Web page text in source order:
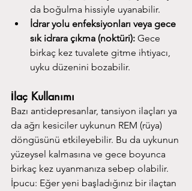
da boğulma hissiyle uyanabilir.
İdrar yolu enfeksiyonları veya gece
sık idrara çıkma (noktüri): Gece
birkaç kez tuvalete gitme ihtiyacı,
uyku düzenini bozabilir.
İlaç Kullanımı
Bazı antidepresanlar, tansiyon ilaçları ya
da ağrı kesiciler uykunun REM (rüya)
döngüsünü etkileyebilir. Bu da uykunun
yüzeysel kalmasına ve gece boyunca
birkaç kez uyanmanıza sebep olabilir.
İpucu: Eğer yeni başladığınız bir ilaçtan